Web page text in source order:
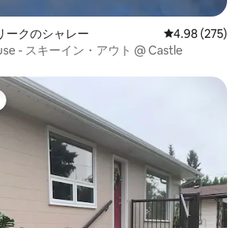
ークのシャレー レビュー275
4.98 (275)
- スキーイン・アウト @ Castle